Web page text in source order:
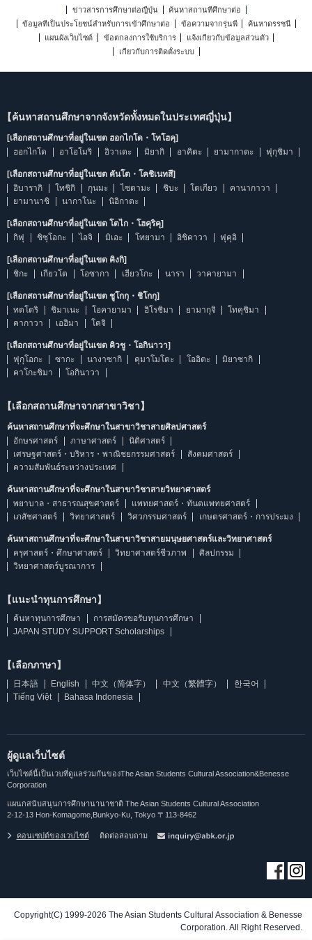
ข่าวสารการศึกษาต่อญี่ปุ่น
ค้นหาสถานที่ศึกษาต่อ
ข้อมูลที่เป็นประโยชน์สำหรับการเข้าศึกษาต่อ
ข้อความจากรุ่นพี่
ค้นหาดรรชนี
แผนผังเว็บไซต์
ข้อตกลงการใช้บริการ
แจ้งเกี่ยวกับข้อมูลส่วนตัว
เกี่ยวกับการติดตั้งระบบ
【ค้นหาสถานศึกษาจากจังหวัดทั้งหมดในประเทศญี่ปุ่น】
[เลือกสถานศึกษาที่อยู่ในเขต ฮอกไกโด・โทโฮคุ]
ฮอกไกโด
อาโอโมริ อิวาเตะ มิยากิ อาคิตะ ยามากาตะ ฟุกุชิมา
[เลือกสถานศึกษาที่อยู่ในเขต คันโต・โคชิเนทสึ]
อิบารากิ
โทชิกิ กุนมะ ไซตามะ ชิบะ โตเกียว
คานากาวา
ยามานาชิ
นากาโนะ นิอิกาตะ
[เลือกสถานศึกษาที่อยู่ในเขต โตไก・โฮคุริคุ]
กิฟุ
ชิซุโอกะ ไอจิ มิเอะ โทยามา อิชิคาวา ฟุคุอิ
[เลือกสถานศึกษาที่อยู่ในเขต คิงกิ]
ชิกะ
เกียวโต โอซากา เฮียวโกะ นารา วาคายามา
[เลือกสถานศึกษาที่อยู่ในเขต ชูโกกุ・ชิโกกุ]
ทตโตริ
ชิมาเนะ โอคายามา ฮิโรชิมา ยามากุจิ
โทคุชิมา
คากาวา
เอฮิมา โคจิ
[เลือกสถานศึกษาที่อยู่ในเขต คิวชู・โอกินาวา]
ฟุกุโอกะ
ซากะ นางาซากิ คุมาโมโตะ โออิตะ
มิยาซากิ
คาโกะชิมา
โอกินาวา
【เลือกสถานศึกษาจากสาขาวิชา】
ค้นหาสถานศึกษาที่จะศึกษาในสาขาวิชาสายศิลปศาสตร์
อักษรศาสตร์
ภาษาศาสตร์
นิติศาสตร์
เศรษฐศาสตร์・บริหาร・พาณิชยกรรมศาสตร์
สังคมศาสตร์
ความสัมพันธ์ระหว่างประเทศ
ค้นหาสถานศึกษาที่จะศึกษาในสาขาวิชาสายวิทยาศาสตร์
พยาบาล・สาธารณสุขศาสตร์
แพทยศาสตร์・ทันตแพทยศาสตร์
เภสัชศาสตร์
วิทยาศาสตร์ วิศวกรรมศาสตร์ เกษตรศาสตร์・การประมง
ค้นหาสถานศึกษาที่จะศึกษาในสาขาวิชาสายมนุษยศาสตร์และวิทยาศาสตร์
ครุศาสตร์・ศึกษาศาสตร์
วิทยาศาสตร์ชีวภาพ
ศิลปกรรม
วิทยาศาสตร์บูรณาการ
【แนะนำทุนการศึกษา】
ค้นหาทุนการศึกษา
การสมัครขอรับทุนการศึกษา
JAPAN STUDY SUPPORT Scholarships
【เลือกภาษา】
日本語 English 中文（简体字） 中文（繁體字）
한국어
Tiếng Việt
Bahasa Indonesia
ผู้ดูแลเว็บไซต์
เว็บไซต์นี้เป็นเวบที่ดูแลร่วมกันของThe Asian Students Cultural Association&Benesse
Corporation
แผนกสนับสนุนการศึกษานานาชาติ The Asian Students Cultural Association
2-12-13 Hon-Komagome,Bunkyo-Ku, Tokyo 〒113-8462
คอนเซปต์ของเวบไซต์ ติดต่อสอบถาม
Copyright(C) 1999-2026 The Asian Students Cultural Association & Benesse
Corporation. All Right Reserved.